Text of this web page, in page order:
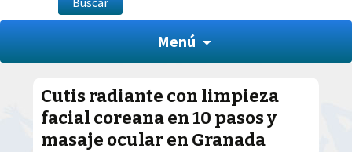
Menú
Cutis radiante con limpieza
facial coreana en 10 pasos y
masaje ocular en Granada